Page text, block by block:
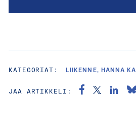
KATEGORIAT: LIIKENNE, HANNA
JAA ARTIKKELI: